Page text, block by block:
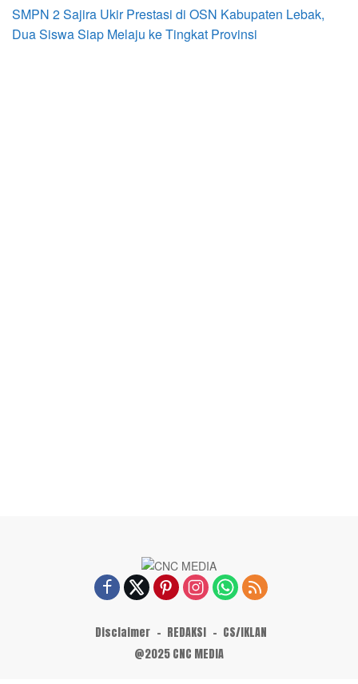
SMPN 2 Sajira Ukir Prestasi di OSN Kabupaten Lebak,
Dua Siswa Siap Melaju ke Tingkat Provinsi
Disclaimer REDAKSI
CS/IKLAN
@2025 CNC MEDIA